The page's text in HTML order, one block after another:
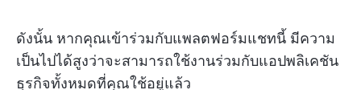
ดังนั้น หากคุณเข้าร่วมกับแพลตฟอร์มแชทนี้ มีความ
เป็นไปได้สูงว่าจะสามารถใช้งานร่วมกับแอปพลิเคชัน
ธุรกิจทั้งหมดที่คุณใช้อยู่แล้ว